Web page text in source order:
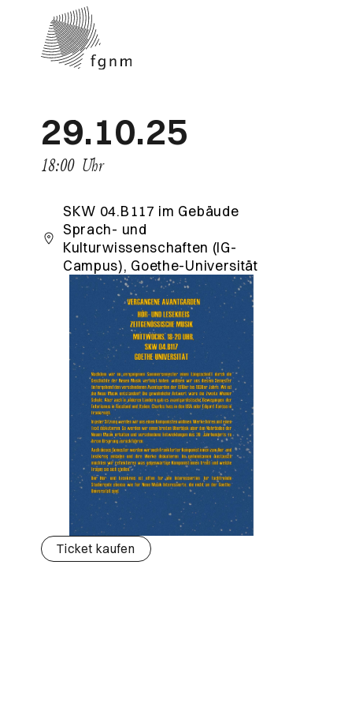
29.10.25
18:00 Uhr
SKW 04.B117 im Gebäude
Sprach- und
Kulturwissenschaften (IG-
Campus), Goethe-Universität
Ticket kaufen